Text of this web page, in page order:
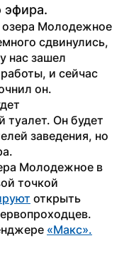
эфира.
озера Молодежное
сдвинулись,
нас зашел
и сейчас
он.
туалет. Он будет
заведения, но
Молодежное в
точкой
открыть
«Макс».